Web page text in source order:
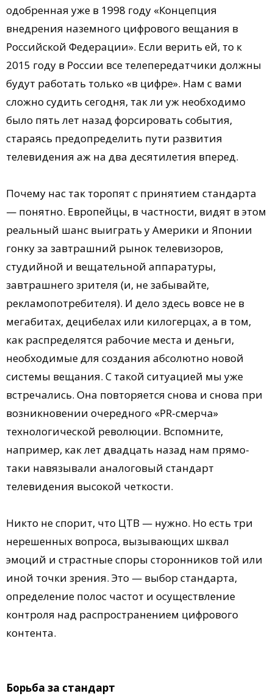
одобренная уже в 1998 году «Концепция
внедрения наземного цифрового вещания в
Российской Федерации». Если верить ей, то к
2015 году в России все телепередатчики должны
будут работать только «в цифре». Нам с вами
сложно судить сегодня, так ли уж необходимо
было пять лет назад форсировать события,
стараясь предопределить пути развития
телевидения аж на два десятилетия вперед.
Почему нас так торопят с принятием стандарта
— понятно. Европейцы, в частности, видят в этом
реальный шанс выиграть у Америки и Японии
гонку за завтрашний рынок телевизоров,
студийной и вещательной аппаратуры,
завтрашнего зрителя (и, не забывайте,
рекламопотребителя). И дело здесь вовсе не в
мегабитах, децибелах или килогерцах, а в том,
как распределятся рабочие места и деньги,
необходимые для создания абсолютно новой
системы вещания. С такой ситуацией мы уже
встречались. Она повторяется снова и снова при
возникновении очередного «PR-смерча»
технологической революции. Вспомните,
например, как лет двадцать назад нам прямо-
таки навязывали аналоговый стандарт
телевидения высокой четкости.
Никто не спорит, что ЦТВ — нужно. Но есть три
нерешенных вопроса, вызывающих шквал
эмоций и страстные споры сторонников той или
иной точки зрения. Это — выбор стандарта,
определение полос частот и осуществление
контроля над распространением цифрового
контента.
Борьба за стандарт